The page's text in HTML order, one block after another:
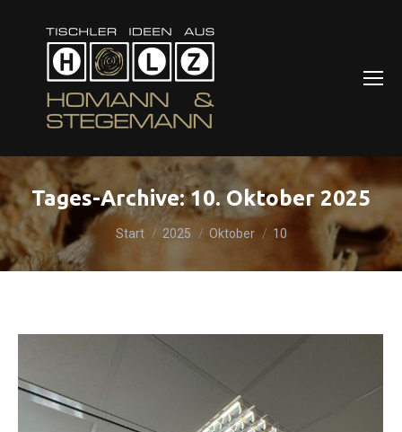
Tages-Archive:10. Oktober 2025
Sie befinden sich hier:
Start 2025 Oktober 10